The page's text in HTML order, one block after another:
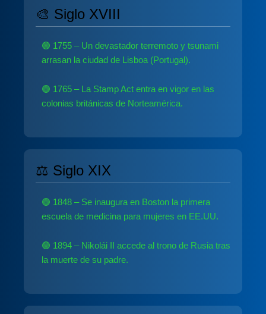
🎨 Siglo XVIII
🟢 1755 – Un devastador terremoto y tsunami
arrasan la ciudad de Lisboa (Portugal).
🟢 1765 – La Stamp Act entra en vigor en las
colonias británicas de Norteamérica.
⚖️ Siglo XIX
🟢 1848 – Se inaugura en Boston la primera
escuela de medicina para mujeres en EE.UU.
🟢 1894 – Nikolái II accede al trono de Rusia tras
la muerte de su padre.